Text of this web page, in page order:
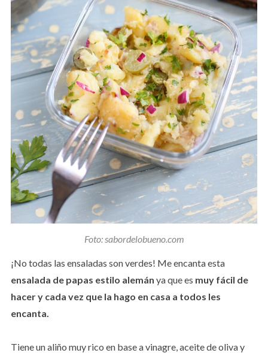
Foto: sabordelobueno.com
¡No todas las ensaladas son verdes! Me encanta esta
ensalada de papas estilo alemán ya que es muy fácil de
hacer y cada vez que la hago en casa a todos les
encanta.
Tiene un aliño muy rico en base a vinagre, aceite de oliva y